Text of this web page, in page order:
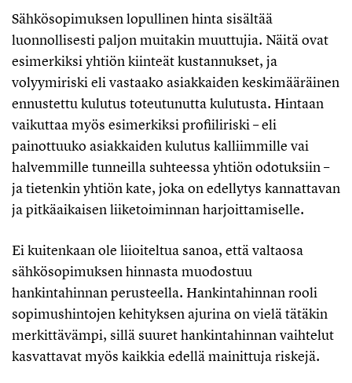
Sähkösopimuksen lopullinen hinta sisältää
luonnollisesti paljon muitakin muuttujia. Näitä ovat
esimerkiksi yhtiön kiinteät kustannukset, ja
volyymiriski eli vastaako asiakkaiden keskimääräinen
ennustettu kulutus toteutunutta kulutusta. Hintaan
vaikuttaa myös esimerkiksi profiiliriski – eli
painottuuko asiakkaiden kulutus kalliimmille vai
halvemmille tunneilla suhteessa yhtiön odotuksiin –
ja tietenkin yhtiön kate, joka on edellytys kannattavan
ja pitkäaikaisen liiketoiminnan harjoittamiselle.
Ei kuitenkaan ole liioiteltua sanoa, että valtaosa
sähkösopimuksen hinnasta muodostuu
hankintahinnan perusteella. Hankintahinnan rooli
sopimushintojen kehityksen ajurina on vielä tätäkin
merkittävämpi, sillä suuret hankintahinnan vaihtelut
kasvattavat myös kaikkia edellä mainittuja riskejä.